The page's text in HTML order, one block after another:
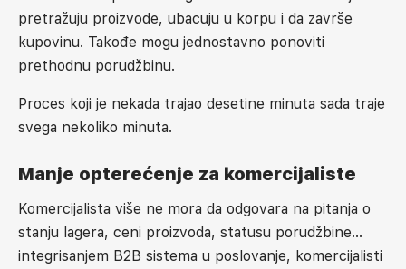
pretražuju proizvode, ubacuju u korpu i da završe
kupovinu. Takođe mogu jednostavno ponoviti
prethodnu porudžbinu.
Proces koji je nekada trajao desetine minuta sada traje
svega nekoliko minuta.
Manje opterećenje za komercijaliste
Komercijalista više ne mora da odgovara na pitanja o
stanju lagera, ceni proizvoda, statusu porudžbine…
integrisanjem B2B sistema u poslovanje, komercijalisti